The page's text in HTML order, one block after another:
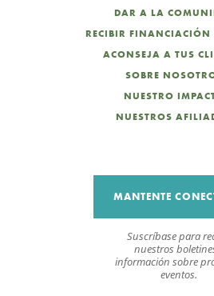
DAR A LA
RECIBIR FINANCIACIÓN
ACONSEJA A TUS
SOBRE
NUESTRO
NUESTROS
MANTENTE
Suscríbase para
nuestros
información sobre
eventos.